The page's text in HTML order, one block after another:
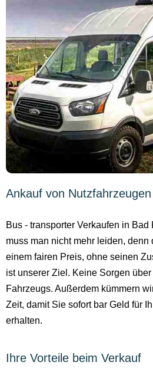
Ankauf von Nutzfahrzeugen
Bus - transporter Verkaufen in
muss man nicht mehr leiden, denn
einem fairen Preis, ohne seinen
ist unserer Ziel. Keine Sorgen
Fahrzeugs. Außerdem kümmern
Zeit, damit Sie sofort bar Geld für
erhalten.
Ihre Vorteile beim Verkauf